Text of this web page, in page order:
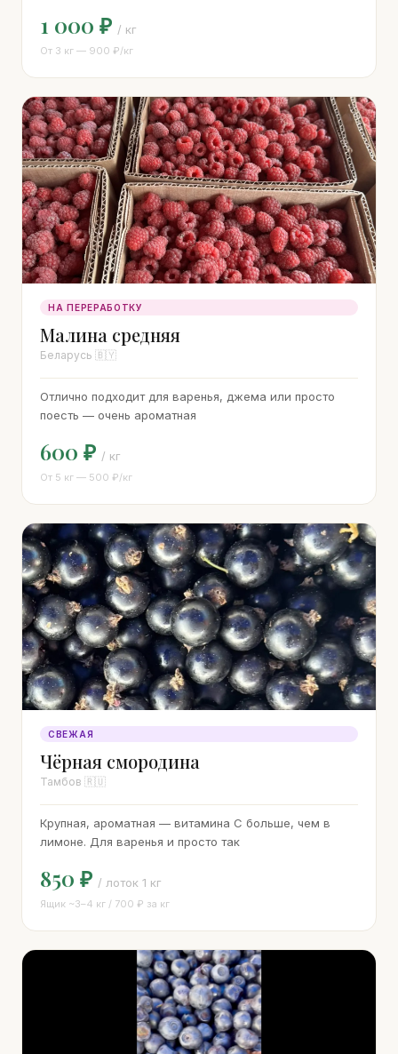
1 000 ₽ / кг
От 3 кг — 900 ₽/кг
НА ПЕРЕРАБОТКУ
Малина средняя
Беларусь 🇧🇾
Отлично подходит для варенья, джема или просто
поесть — очень ароматная
600 ₽ / кг
От 5 кг — 500 ₽/кг
СВЕЖАЯ
Чёрная смородина
Тамбов 🇷🇺
Крупная, ароматная — витамина С больше, чем в
лимоне. Для варенья и просто так
850 ₽ / лоток 1 кг
Ящик ~3–4 кг / 700 ₽ за кг